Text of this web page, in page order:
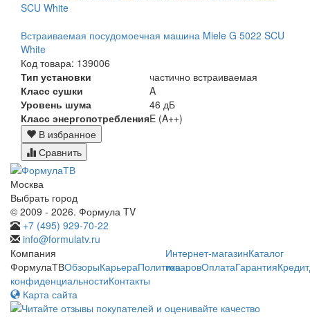
Встраиваемая посудомоечная машина Miele G 5022 SCU
White
Код товара: 139006
Тип установки
частично встраиваемая
Класс сушки
A
Уровень шума
46 дБ
Класс энергопотребленияE (A++)
В избранное
Сравнить
Москва
Выбрать город
© 2009 - 2026. Формула TV
+7 (495) 929-70-22
info@formulatv.ru
Компания
ФормулаТВОбзорыКарьераПолитика
конфиденциальностиКонтакты
Интернет-магазинКаталог
товаровОплатаГарантияКредит
Карта сайта